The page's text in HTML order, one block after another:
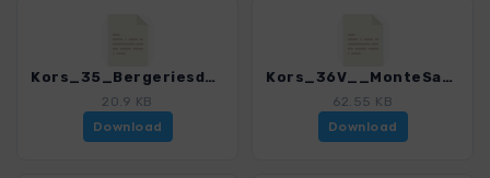
Kors_35_BergeriesdesPozzi_4280_18.gpx
20.9 KB
Download
Kors_36V__MonteSanPetru_4280_18.gpx
62.55 KB
Download